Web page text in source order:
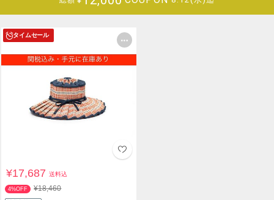
タイムセール
¥17,687送料込
4%OFF ¥18,460